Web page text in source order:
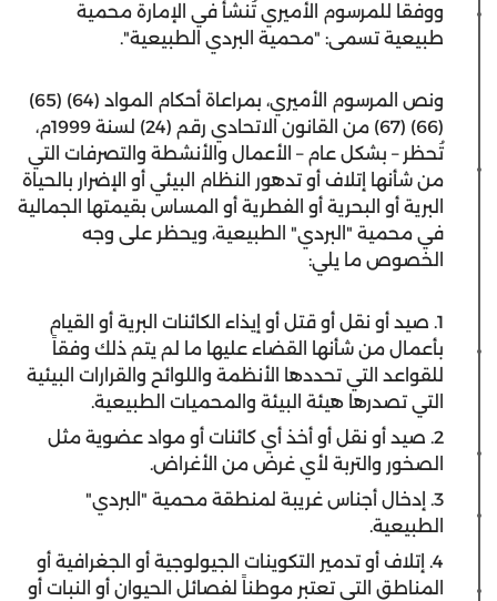
ووفقا للمرسوم الأميري تُنشأ في الإمارة محمية
طبيعية تسمى: "محمية البردي الطبيعية".
ونص المرسوم الأميري، بمراعاة أحكام المواد (64) (65)
(66) (67) من القانون الاتحادي رقم (24) لسنة 1999م،
تُحظر – بشكل عام – الأعمال والأنشطة والتصرفات التي
من شأنها إتلاف أو تدهور النظام البيئي أو الإضرار بالحياة
البرية أو البحرية أو الفطرية أو المساس بقيمتها الجمالية
في محمية "البردي" الطبيعية، ويحظر على وجه
الخصوص ما يلي:
1. صيد أو نقل أو قتل أو إيذاء الكائنات البرية أو القيام
بأعمال من شأنها القضاء عليها ما لم يتم ذلك وفقاً
للقواعد التي تحددها الأنظمة واللوائح والقرارات البيئية
التي تصدرها هيئة البيئة والمحميات الطبيعية.
2. صيد أو نقل أو أخذ أي كائنات أو مواد عضوية مثل
الصخور والتربة لأي غرض من الأغراض.
3. إدخال أجناس غريبة لمنطقة محمية "البردي"
الطبيعية.
4. إتلاف أو تدمير التكوينات الجيولوجية أو الجغرافية أو
المناطق التي تعتبر موطناً لفصائل الحيوان أو النبات أو